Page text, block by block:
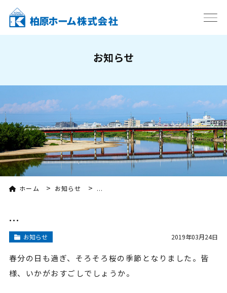
お知らせ
ホーム > お知らせ > ...
...
お知らせ 2019年03月24日
春分の日も過ぎ、そろそろ桜の季節となりました。皆
様、いかがおすごしでしょうか。